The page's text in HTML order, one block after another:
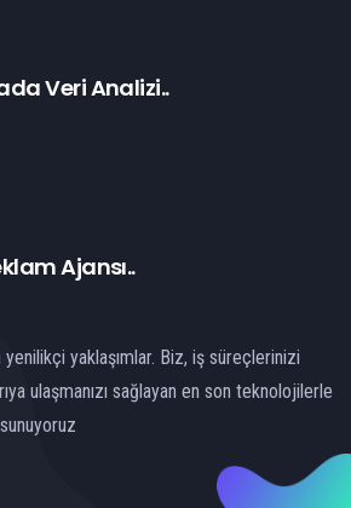
Veri Analizi..
Ajansı..
yaklaşımlar. Biz, iş süreçlerinizi
ulaşmanızı sağlayan en son teknolojilerle